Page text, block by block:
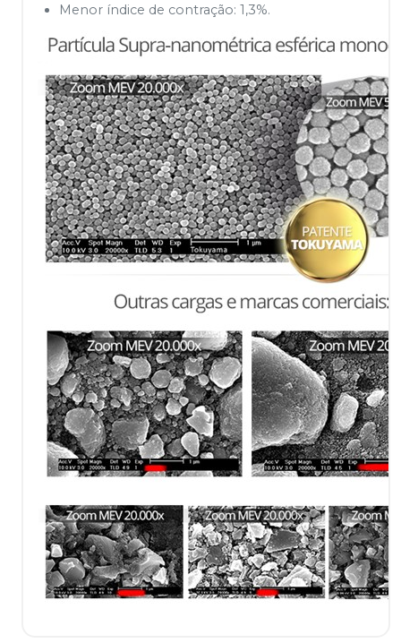
Menor índice de contração: 1,3%.